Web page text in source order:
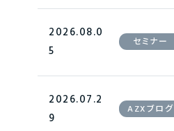
2026.08.0
5
セミナー
2026.07.2
9
AZXブログ